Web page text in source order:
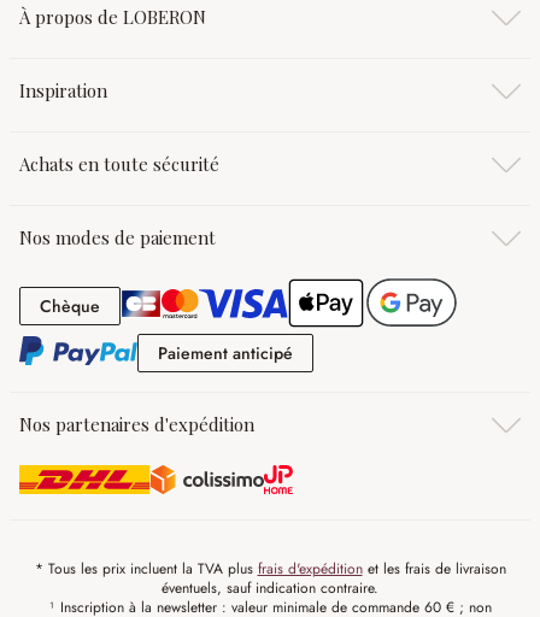
À propos de LOBERON
Inspiration
Achats en toute sécurité
Nos modes de paiement
Chèque Chèque
Paiement anticipé
Nos partenaires d'expédition
* Tous les prix incluent la TVA plus frais d'expéditionet les frais de livraison
éventuels, sauf indication contraire.
¹ Inscription à la newsletter : valeur minimale de commande 60 € ; non